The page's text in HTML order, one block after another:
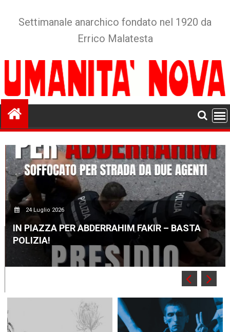
Settimanale anarchico fondato nel 1920 da
Errico Malatesta
24 Luglio 2026
IN PIAZZA PER ABDERRAHIM FAKIR – BASTA
POLIZIA!